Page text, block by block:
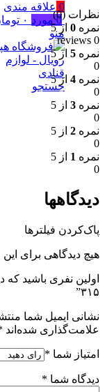
0 علاقه مندی
0 مورد ۰
منو
جستجو
نظرات (0)
نمره 0 از 5
0 reviews
نمره 5 از 5
0
نمره 4 از 5
0
نمره 3 از 5
0
نمره 2 از 5
0
نمره 1 از 5
0
دیدگاهها
پاک‌کردن فیلترها
هیچ دیدگاهی برای
اولین نفری باشید
۳۱۵”
نشانی ایمیل شما
علامت‌گذاری شده‌اند
امتیاز شما *
دیدگاه شما *